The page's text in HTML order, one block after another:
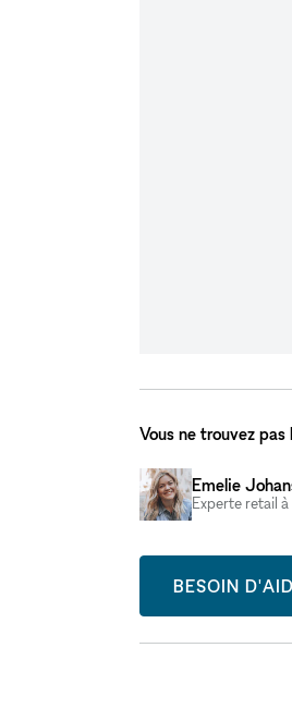
Vous ne trouvez
Emelie
Experte retail à
BESOIN